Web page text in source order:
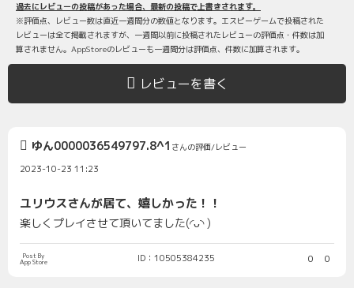
過去にレビューの投稿があった場合、最新の投稿で上書きされます。
※評価点、レビュー数は直近一週間分の数値となります。エスピーゲームで投稿された
レビューは全て掲載されますが、一週間以前に投稿されたレビューの評価点・件数は加
算されません。AppStoreのレビューも一週間分は評価点、件数に加算されます。
レビューを書く
ゆん0000036549797.8^1 さんの評価/レビュー
2023-10-23 11:23
ユリウスさんが居て、嬉しかった！！
楽しくプレイさせて頂いてました(◜ᴗ◝ )
Post By
App Store ID：10505384235 0 0